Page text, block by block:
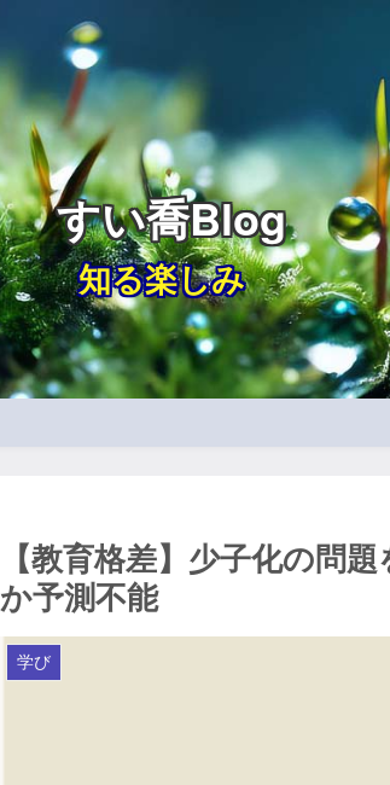
すい喬Blog
知る楽しみ
【教育格差】少子化の問
か予測不能
学び